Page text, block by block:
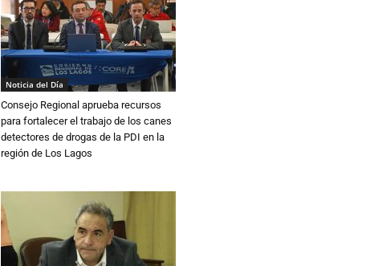
Noticia del Día
Consejo Regional aprueba recursos
para fortalecer el trabajo de los canes
detectores de drogas de la PDI en la
región de Los Lagos